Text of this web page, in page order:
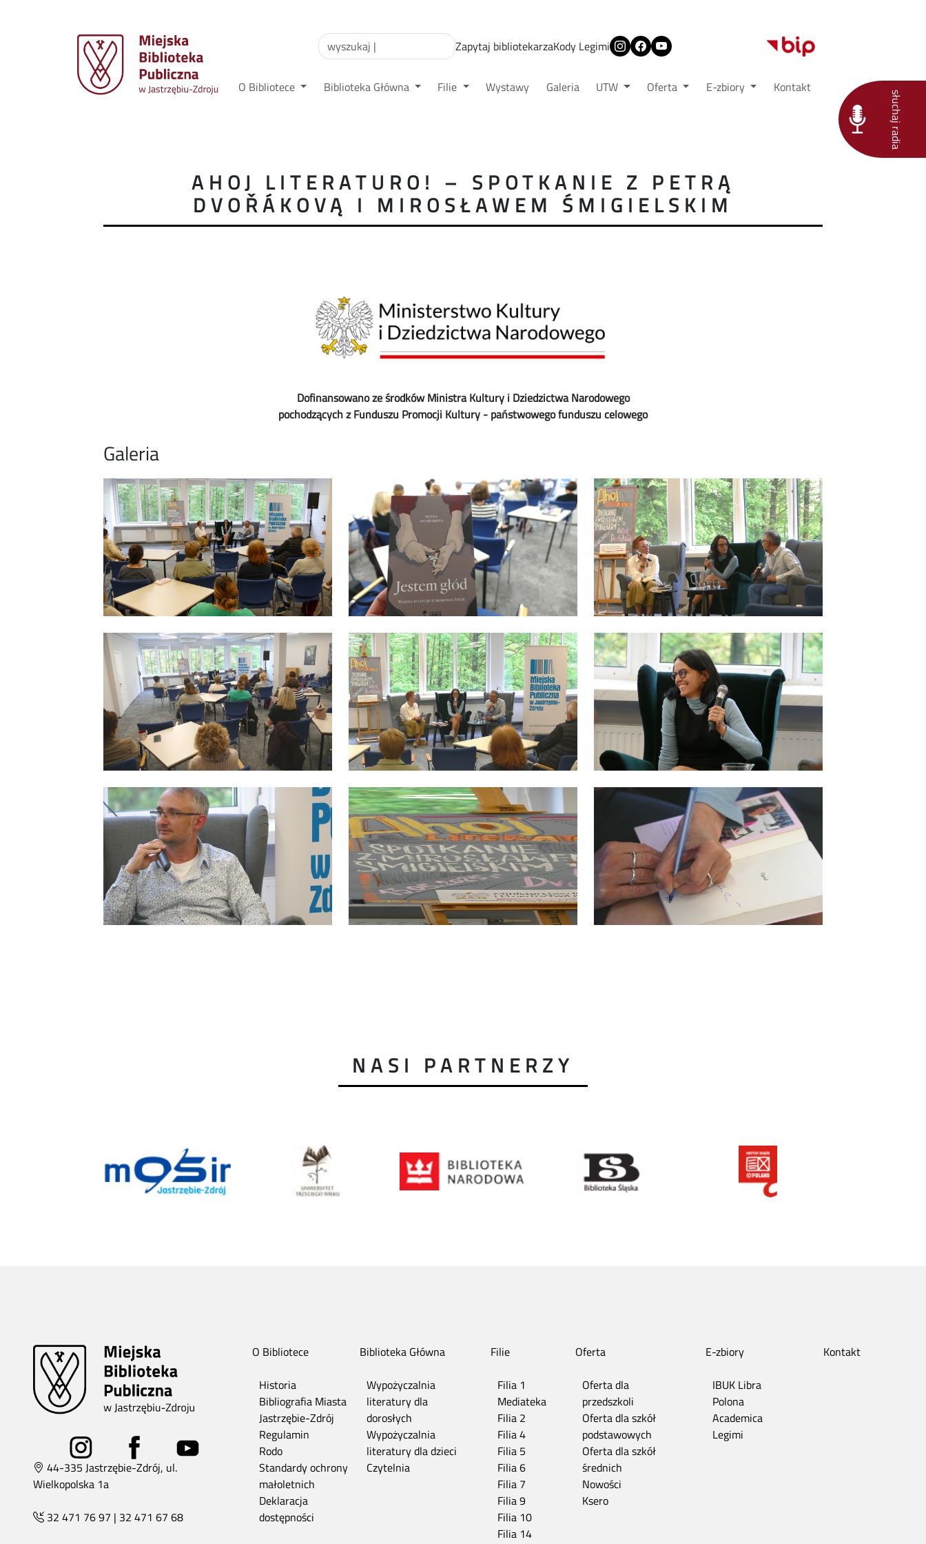
Zapytaj bibliotekarzaKody Legimi
O Bibliotece Biblioteka Główna Filie Wystawy Galeria UTW Oferta E-zbiory Kontakt
słuchaj radia
AHOJ LITERATURO! – SPOTKANIE Z PETRĄ
DVOŘÁKOVĄ I MIROSŁAWEM ŚMIGIELSKIM
Dofinansowano ze środków Ministra Kultury i Dziedzictwa Narodowego
pochodzących z Funduszu Promocji Kultury - państwowego funduszu celowego
Galeria
NASI PARTNERZY
44-335 Jastrzębie-Zdrój, ul.
Wielkopolska 1a
32 471 76 97 | 32 471 67 68
O Bibliotece
Historia
Bibliografia Miasta
Jastrzębie-Zdrój
Regulamin
Rodo
Standardy ochrony
małoletnich
Deklaracja
dostępności
Biblioteka Główna
Wypożyczalnia
literatury dla
dorosłych
Wypożyczalnia
literatury dla dzieci
Czytelnia
Filie
Filia 1
Mediateka
Filia 2
Filia 4
Filia 5
Filia 6
Filia 7
Filia 9
Filia 10
Filia 14
Oferta
Oferta dla
przedszkoli
Oferta dla szkół
podstawowych
Oferta dla szkół
średnich
Nowości
Ksero
E-zbiory
IBUK Libra
Polona
Academica
Legimi
Kontakt